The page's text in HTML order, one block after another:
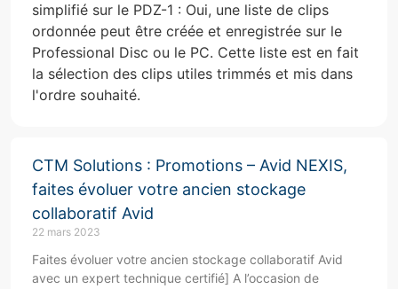
simplifié sur le PDZ-1 : Oui, une liste de clips
ordonnée peut être créée et enregistrée sur le
Professional Disc ou le PC. Cette liste est en fait
la sélection des clips utiles trimmés et mis dans
l'ordre souhaité.
CTM Solutions : Promotions – Avid NEXIS,
faites évoluer votre ancien stockage
collaboratif Avid
22 mars 2023
Faites évoluer votre ancien stockage collaboratif Avid
avec un expert technique certifié] A l’occasion de